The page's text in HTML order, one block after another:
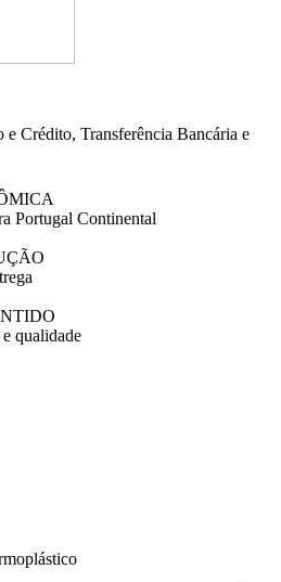
e Crédito, Transferência Bancária e
Portugal Continental
qualidade